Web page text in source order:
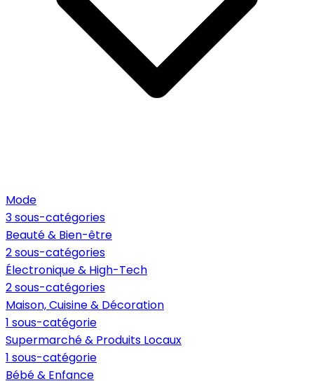
Mode
3 sous-catégories
Beauté & Bien-être
2 sous-catégories
Électronique & High-Tech
2 sous-catégories
Maison, Cuisine & Décoration
1 sous-catégorie
Supermarché & Produits Locaux
1 sous-catégorie
Bébé & Enfance